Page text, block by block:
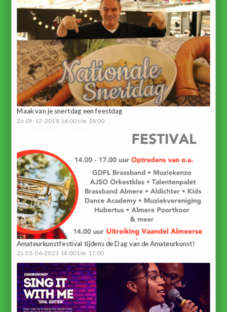
Maak van je snertdag een feestdag
Zo 09-12-2018 16:00 t/m 18:00
Amateurkunstfestival tijdens de Dag van de Amateurkunst!
Za 03-06-2023 14:00 t/m 17:00